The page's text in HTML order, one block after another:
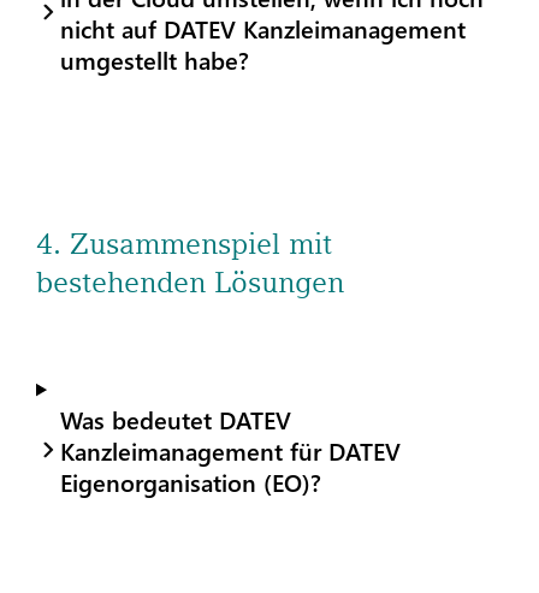
nicht auf DATEV Kanzleimanagement
umgestellt habe?
4. Zusammenspiel mit
bestehenden Lösungen
Was bedeutet DATEV
Kanzleimanagement für DATEV
Eigenorganisation (EO)?